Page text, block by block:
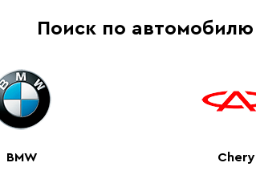
Поиск по автомобилю
Показать все марки машин
BMW Chery